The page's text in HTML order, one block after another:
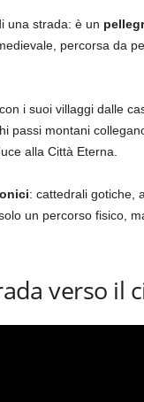
una strada: è un
percorsa da
i suoi villaggi dalle
passi montani
alla Città Eterna.
: cattedrali gotiche,
un percorso fisico,
verso il